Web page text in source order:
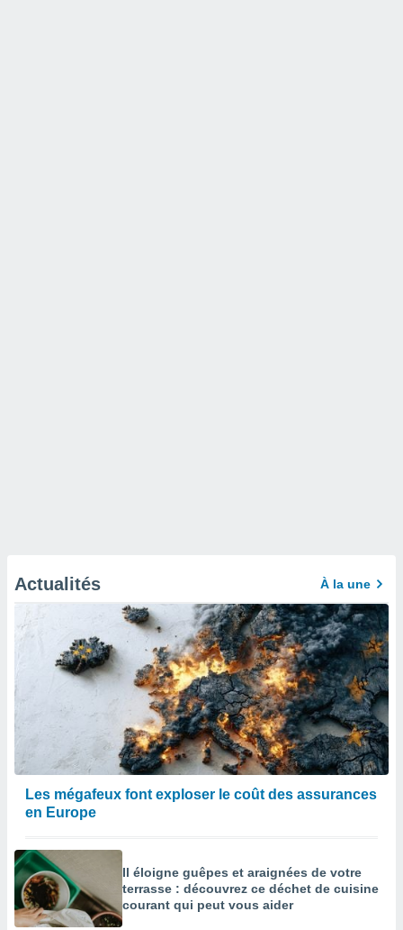
Actualités À la une
Les mégafeux font exploser le coût des assurances
en Europe
Il éloigne guêpes et araignées de votre
terrasse : découvrez ce déchet de cuisine
courant qui peut vous aider